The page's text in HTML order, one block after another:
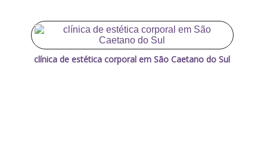
clínica de estética corporal em São Caetano do Sul